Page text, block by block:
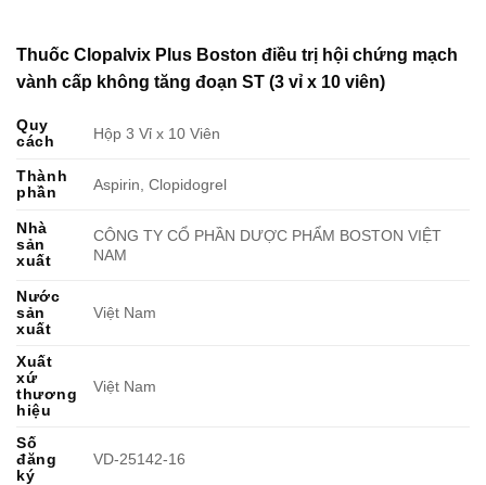
Thuốc Clopalvix Plus Boston điều trị hội chứng mạch
vành cấp không tăng đoạn ST (3 vỉ x 10 viên)
Quy
cách
Hộp 3 Vỉ x 10 Viên
Thành
phần
Aspirin, Clopidogrel
Nhà
sản
xuất
CÔNG TY CỔ PHẦN DƯỢC PHẨM BOSTON VIỆT
NAM
Nước
sản
xuất
Việt Nam
Xuất
xứ
thương
hiệu
Việt Nam
Số
đăng
ký
VD-25142-16